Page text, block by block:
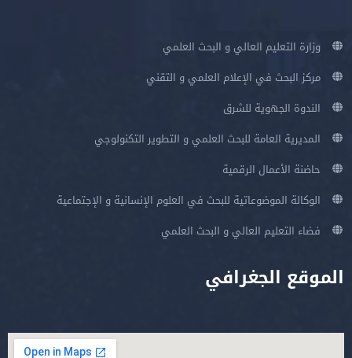
وزارة التعليم العالي و البحث العلمي
مركز البحث في الإعلام العلمي و التقني
الندوة الجهوية للشرق
المديرية العامة للبحث العلمي و التطوير التكنولوجي
حاضنة الأعمال الرقمية
الوكالة الموضوعاتية للبحث في العلوم الإنسانية و الإجتماعية
فضاء التعليم العالي و البحث العلمي
الموقع الجغرافي